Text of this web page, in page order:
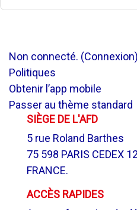
Non connecté. (Connexion)
Politiques
Obtenir l’app mobile
Passer au thème standard
SIÈGE DE L'AFD
5 rue Roland Barthes
75 598 PARIS CEDEX 12
FRANCE.
ACCÈS RAPIDES